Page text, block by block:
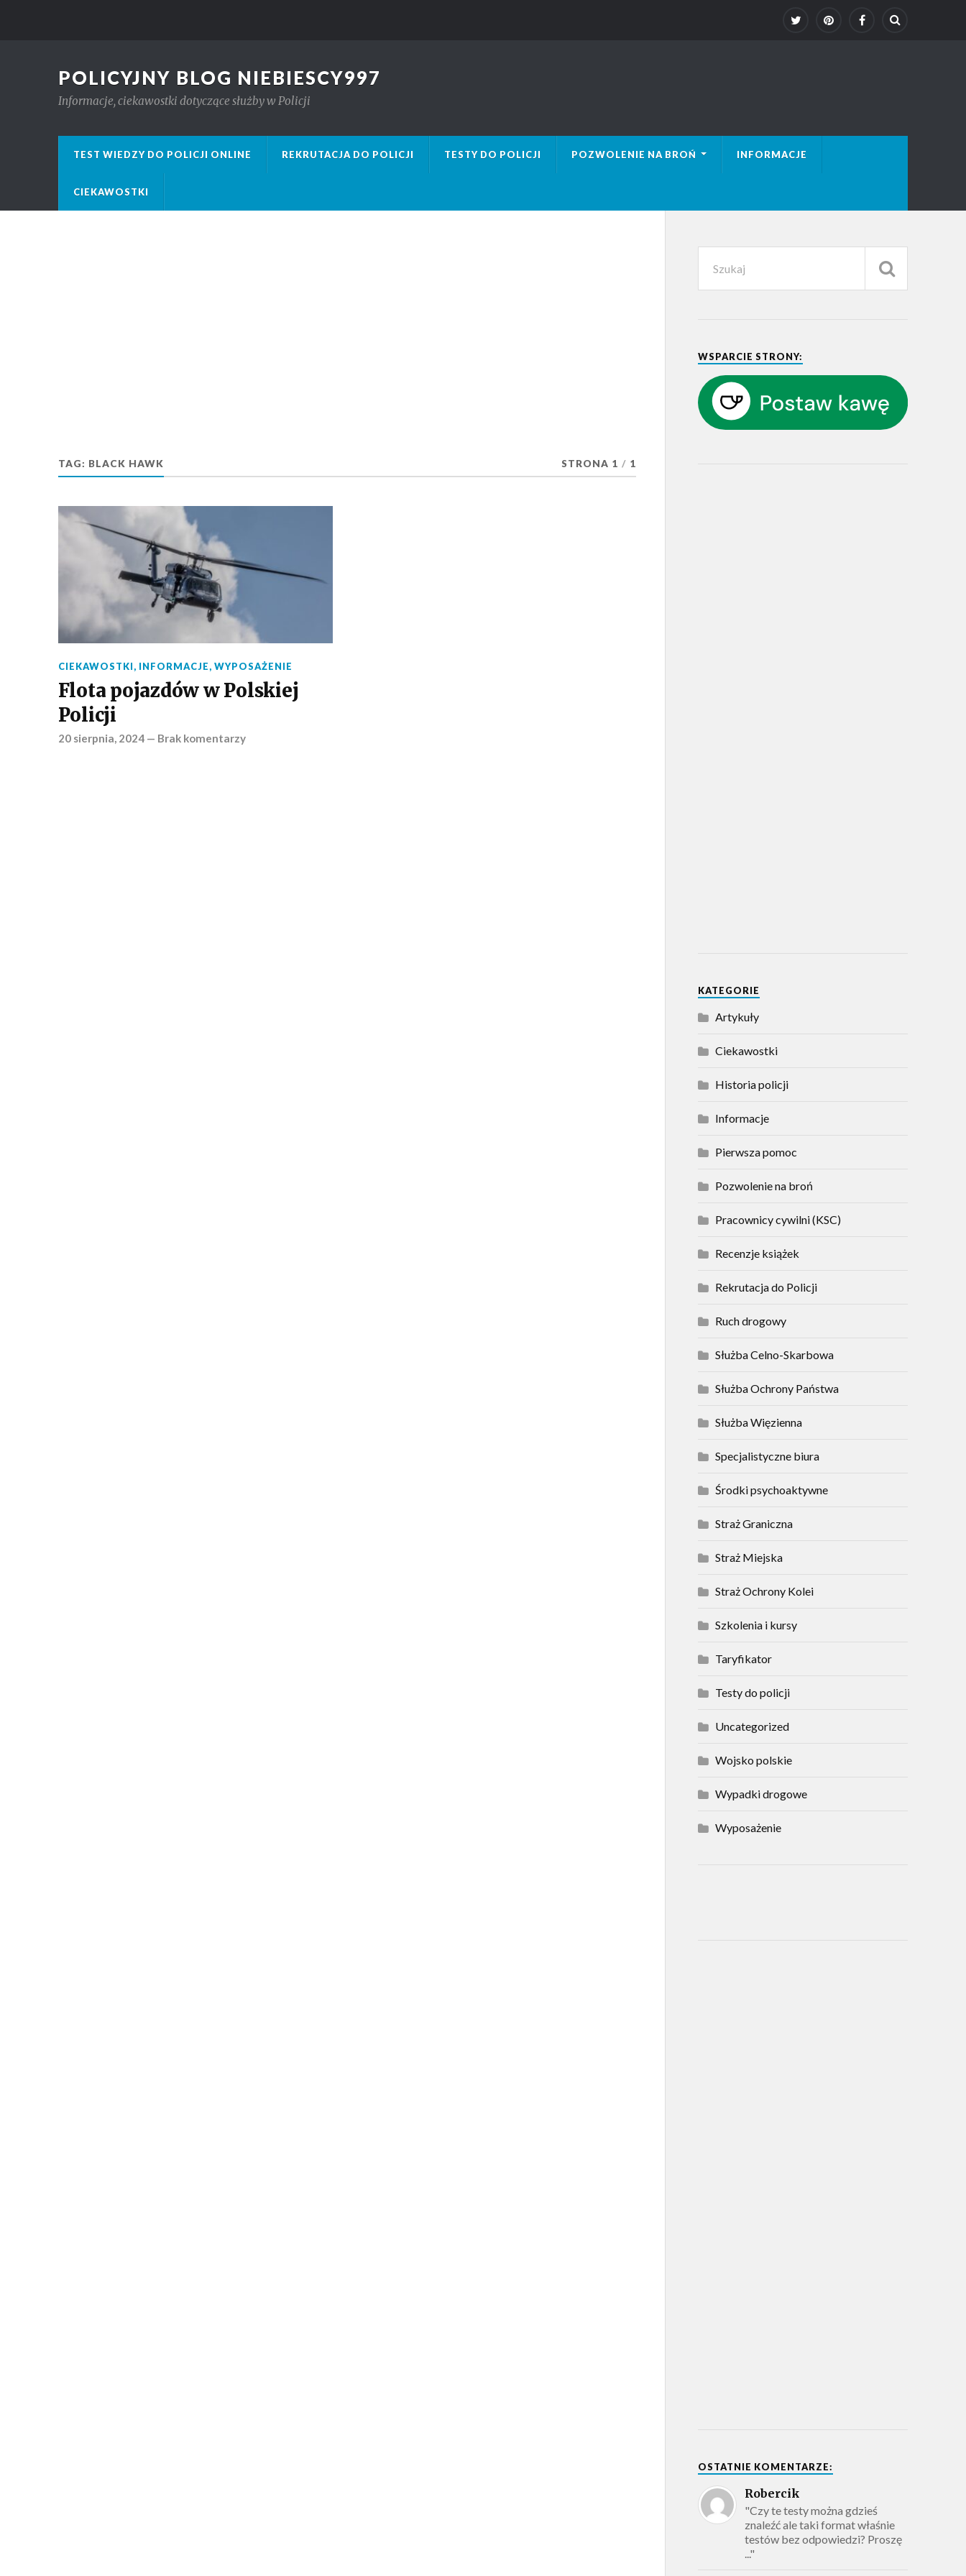
POLICYJNY BLOG NIEBIESCY997
Informacje, ciekawostki dotyczące służby w Policji
TEST WIEDZY DO POLICJI ONLINE REKRUTACJA DO POLICJI TESTY DO POLICJI POZWOLENIE NA BROŃ INFORMACJE
CIEKAWOSTKI
TAG: BLACK HAWK STRONA 1 / 1
CIEKAWOSTKI, INFORMACJE, WYPOSAŻENIE
Flota pojazdów w Polskiej
Policji
20 sierpnia, 2024— Brak komentarzy
WSPARCIE STRONY:
KATEGORIE
Artykuły
Ciekawostki
Historia policji
Informacje
Pierwsza pomoc
Pozwolenie na broń
Pracownicy cywilni (KSC)
Recenzje książek
Rekrutacja do Policji
Ruch drogowy
Służba Celno-Skarbowa
Służba Ochrony Państwa
Służba Więzienna
Specjalistyczne biura
Środki psychoaktywne
Straż Graniczna
Straż Miejska
Straż Ochrony Kolei
Szkolenia i kursy
Taryfikator
Testy do policji
Uncategorized
Wojsko polskie
Wypadki drogowe
Wyposażenie
OSTATNIE KOMENTARZE:
Robercik
"Czy te testy można gdzieś
znaleźć ale taki format właśnie
testów bez odpowiedzi? Proszę
..."